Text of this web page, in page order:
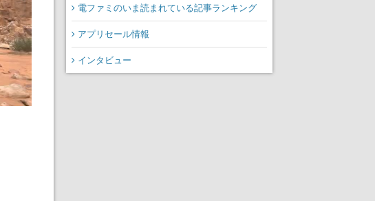
電ファミのいま読まれている記事ランキング
アプリセール情報
インタビュー